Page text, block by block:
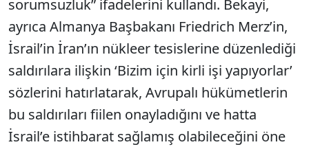
sorumsuzluk” ifadelerini kullandı. Bekayi,
ayrıca Almanya Başbakanı Friedrich Merz’in,
İsrail’in İran’ın nükleer tesislerine düzenlediği
saldırılara ilişkin ‘Bizim için kirli işi yapıyorlar’
sözlerini hatırlatarak, Avrupalı hükümetlerin
bu saldırıları fiilen onayladığını ve hatta
İsrail’e istihbarat sağlamış olabileceğini öne